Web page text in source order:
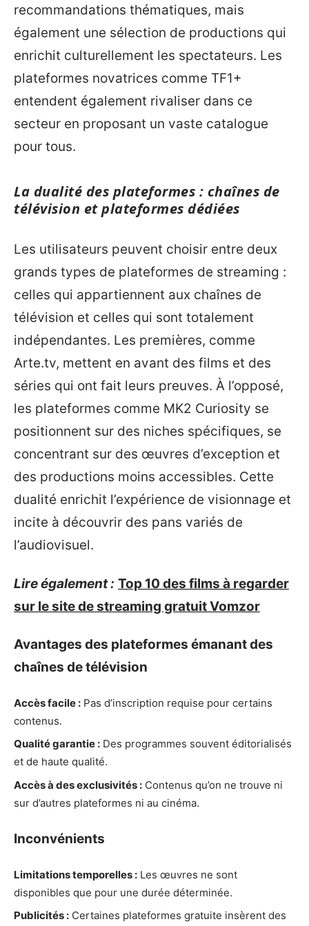
recommandations thématiques, mais
également une sélection de productions qui
enrichit culturellement les spectateurs. Les
plateformes novatrices comme TF1+
entendent également rivaliser dans ce
secteur en proposant un vaste catalogue
pour tous.
La dualité des plateformes : chaînes de
télévision et plateformes dédiées
Les utilisateurs peuvent choisir entre deux
grands types de plateformes de streaming :
celles qui appartiennent aux chaînes de
télévision et celles qui sont totalement
indépendantes. Les premières, comme
Arte.tv, mettent en avant des films et des
séries qui ont fait leurs preuves. À l’opposé,
les plateformes comme MK2 Curiosity se
positionnent sur des niches spécifiques, se
concentrant sur des œuvres d’exception et
des productions moins accessibles. Cette
dualité enrichit l’expérience de visionnage et
incite à découvrir des pans variés de
l’audiovisuel.
Lire également : Top 10 des films à regarder
sur le site de streaming gratuit Vomzor
Avantages des plateformes émanant des
chaînes de télévision
Accès facile : Pas d’inscription requise pour certains
contenus.
Qualité garantie : Des programmes souvent éditorialisés
et de haute qualité.
Accès à des exclusivités : Contenus qu’on ne trouve ni
sur d’autres plateformes ni au cinéma.
Inconvénients
Limitations temporelles : Les œuvres ne sont
disponibles que pour une durée déterminée.
Publicités : Certaines plateformes gratuite insèrent des